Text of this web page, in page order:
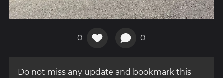
0 0
Do not miss any update and bookmark this